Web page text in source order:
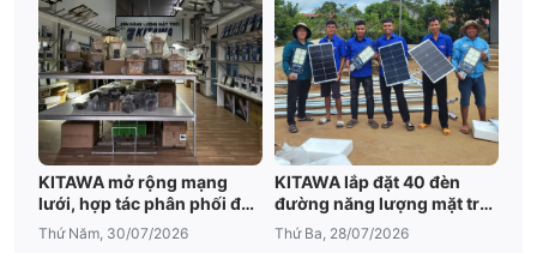
KITAWA mở rộng mạng
lưới, hợp tác phân phối đèn
năng lượng mặt trời tại Sóc
Thứ Năm, 30/07/2026
KITAWA lắp đặt 40 đèn
đường năng lượng mặt trời
tại xã Đạ K'Nàng Lâm Đồng
Thứ Ba, 28/07/2026